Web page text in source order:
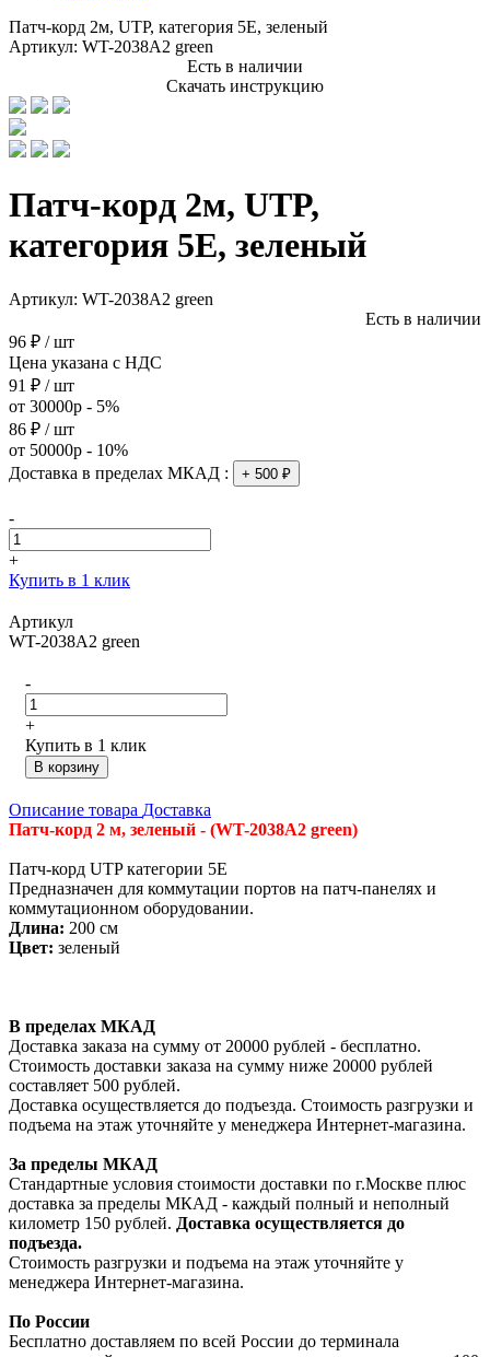
Патч-корд 2м, UTP, категория 5E, зеленый
Артикул: WT-2038A2 green
Есть в наличии
Скачать инструкцию
Патч-корд 2м, UTP,
категория 5E, зеленый
Артикул: WT-2038A2 green
Есть в наличии
96 ₽ / шт
Цена указана с НДС
91 ₽ / шт
от 30000р - 5%
86 ₽ / шт
от 50000р - 10%
Доставка в пределах МКАД :
+ 500 ₽
-
+
Купить в 1 клик
Артикул
WT-2038A2 green
-
+
Купить в 1 клик
В корзину
Описание товара Доставка
Патч-корд 2 м, зеленый - (WT-2038A2 green)
Патч-корд UTP категории 5E
Предназначен для коммутации портов на патч-панелях и
коммутационном оборудовании.
Длина: 200 см
Цвет: зеленый
В пределах МКАД
Доставка заказа на сумму от 20000 рублей - бесплатно.
Стоимость доставки заказа на сумму ниже 20000 рублей
составляет 500 рублей.
Доставка осуществляется до подъезда. Стоимость разгрузки и
подъема на этаж уточняйте у менеджера Интернет-магазина.
За пределы МКАД
Стандартные условия стоимости доставки по г.Москве плюс
доставка за пределы МКАД - каждый полный и неполный
километр 150 рублей. Доставка осуществляется до
подъезда.
Стоимость разгрузки и подъема на этаж уточняйте у
менеджера Интернет-магазина.
По России
Бесплатно доставляем по всей России до терминала